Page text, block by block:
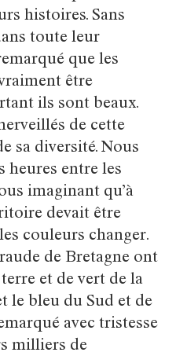
histoires. Sans
toute leur
que les
être
ils sont beaux.
de cette
sa diversité. Nous
heures entre les
imaginant qu’à
devait être
couleurs changer.
de Bretagne ont
et de vert de la
le bleu du Sud et de
avec tristesse
milliers de